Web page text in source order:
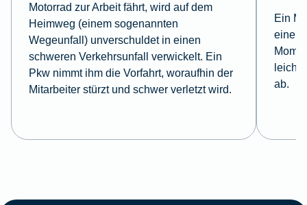
Motorrad zur Arbeit fährt, wird auf dem
Heimweg (einem sogenannten
Wegeunfall) unverschuldet in einen
schweren Verkehrsunfall verwickelt. Ein
Pkw nimmt ihm die Vorfahrt, woraufhin der
Mitarbeiter stürzt und schwer verletzt wird.
Ein
einer
ab.